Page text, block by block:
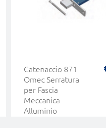
Catenaccio 871
Omec Serratura
per Fascia
Meccanica
Alluminio